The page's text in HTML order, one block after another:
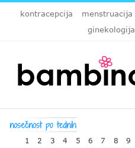
kontracepcija menstruacija
ginekologija
1 2 3 4 5 6 7 8 9